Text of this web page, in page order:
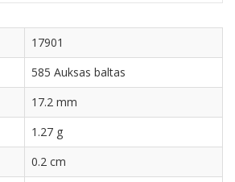
17901
585 Auksas baltas
17.2 mm
1.27 g
0.2 cm